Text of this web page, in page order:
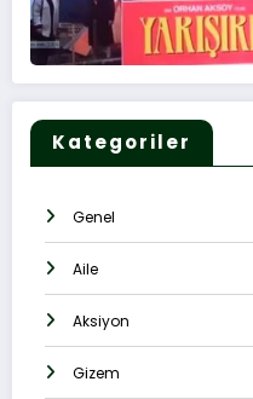
Kategoriler
Genel
Aile
Aksiyon
Gizem